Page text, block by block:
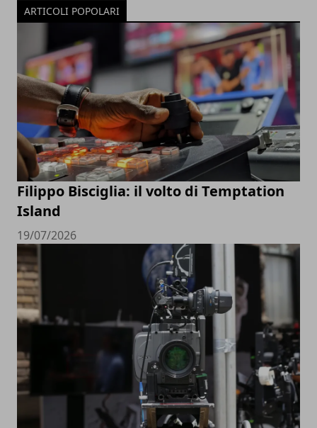
ARTICOLI POPOLARI
Filippo Bisciglia: il volto di Temptation
Island
19/07/2026